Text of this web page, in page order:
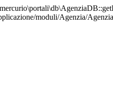
moduli/Agenzia/